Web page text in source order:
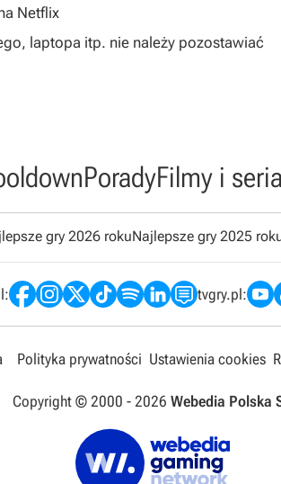
Netflix
laptopa itp. nie należy pozostawiać
PoradyFilmy i
gry 2026 rokuNajlepsze gry 2025
tvgry.pl:
Polityka prywatności Ustawienia cookies
Copyright © 2000 - 2026 Webedia Polska